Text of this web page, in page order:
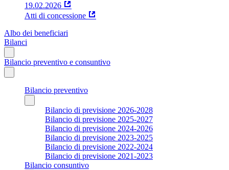
19.02.2026
Atti di concessione
Albo dei beneficiari
Bilanci
Bilancio preventivo e consuntivo
Bilancio preventivo
Bilancio di previsione 2026-2028
Bilancio di previsione 2025-2027
Bilancio di previsione 2024-2026
Bilancio di previsione 2023-2025
Bilancio di previsione 2022-2024
Bilancio di previsione 2021-2023
Bilancio consuntivo